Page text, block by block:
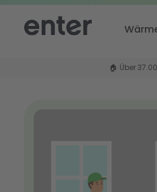
🏠 Über